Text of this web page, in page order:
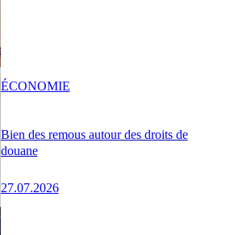
Bien des remous autour des droits de
douane
27.07.2026
ÉCONOMIE